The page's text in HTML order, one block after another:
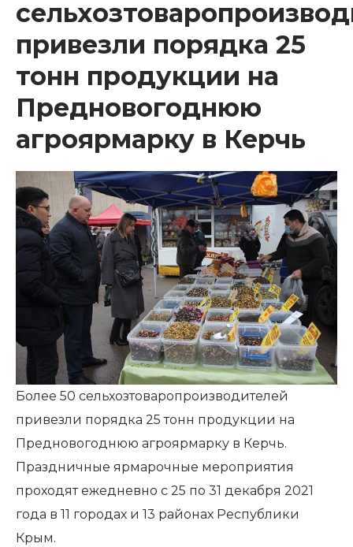
привезли порядка 25
тонн продукции на
Предновогоднюю
агроярмарку в Керчь
Более 50 сельхозтоваропроизводителей
привезли порядка 25 тонн продукции на
Предновогоднюю агроярмарку в Керчь.
Праздничные ярмарочные мероприятия
проходят ежедневно с 25 по 31 декабря 2021
года в 11 городах и 13 районах Республики
Крым.